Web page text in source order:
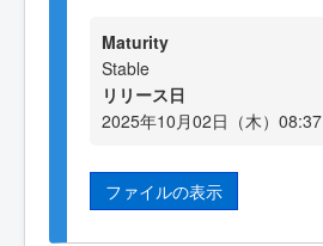
Maturity
Stable
リリース日
2025年10月02日（木）08:37
ファイルの表示